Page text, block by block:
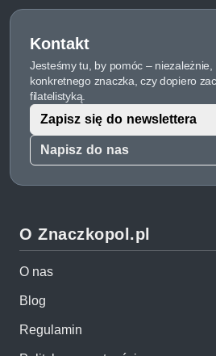
Kontakt
Jesteśmy tu, by pomóc – niezależnie,
konkretnego znaczka, czy dopiero
filatelistyką.
Napisz do nas
Zapisz się do newslettera
O Znaczkopol.pl
O nas
Blog
Regulamin